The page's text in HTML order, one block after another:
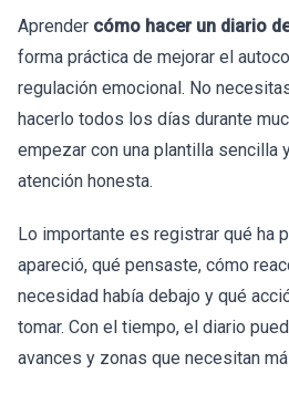
Aprender cómo hacer un diario
forma práctica de mejorar el
regulación emocional. No
hacerlo todos los días durante
empezar con una plantilla sencilla
atención honesta.
Lo importante es registrar qué ha
apareció, qué pensaste, cómo
necesidad había debajo y qué
tomar. Con el tiempo, el diario
avances y zonas que necesitan